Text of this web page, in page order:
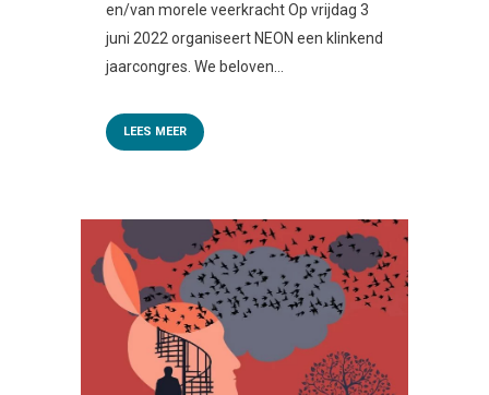
en/van morele veerkracht Op vrijdag 3
juni 2022 organiseert NEON een klinkend
jaarcongres. We beloven...
LEES MEER